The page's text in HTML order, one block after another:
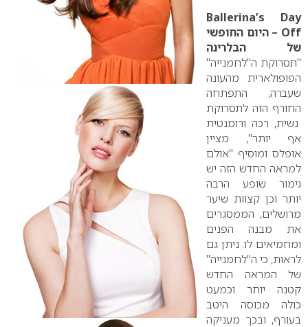
Ballerina’s Day
Off – היום החופשי
של הבלרינה
"תסרוקת ה"לחמנייה"
הפופולארית מהעונה
שעברה, התפתחה
החורף הזה לתסרוקת
נשית, רכה ורומנטית
אף יותר", מציין
אופלס ומוסיף "אולם
למראה החדש הזה יש
גימור שופע הרבה
יותר וכן קצוות שיער
מרושלים, הממסגרים
את מבנה הפנים
ומחמיאים לו. ניתן גם
לראות, כי ה"לחמנייה"
של המראה החדש
קטנה יותר וכמעט
כולה מכוסה היטב
בעורף, ובכך מעניקה